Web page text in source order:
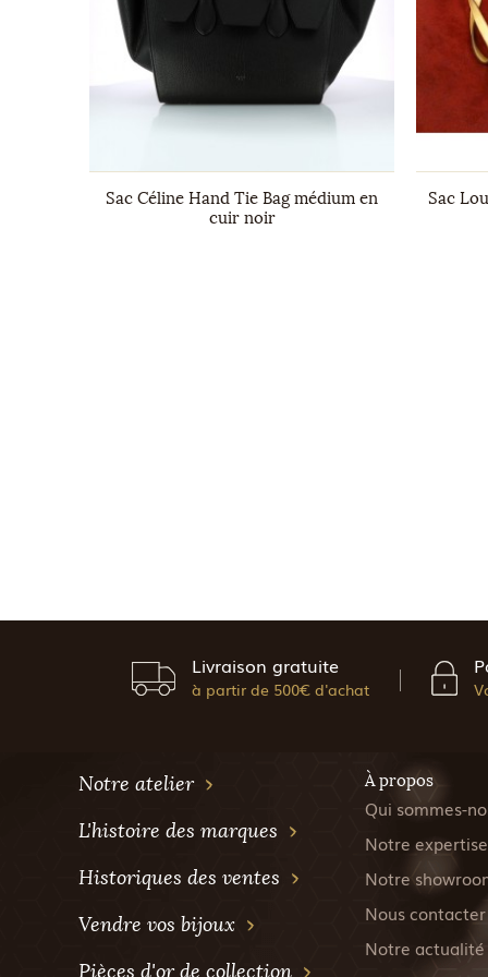
Sac Céline Hand Tie Bag médium en
cuir noir
Sac
Livraison gratuite
à partir de 500€ d'achat
Notre atelier
L'histoire des marques
Historiques des ventes
Vendre vos bijoux
Pièces d'or de collection
À propos
Qui sommes-
Notre expertise
Notre
Nous contacter
Notre actualité